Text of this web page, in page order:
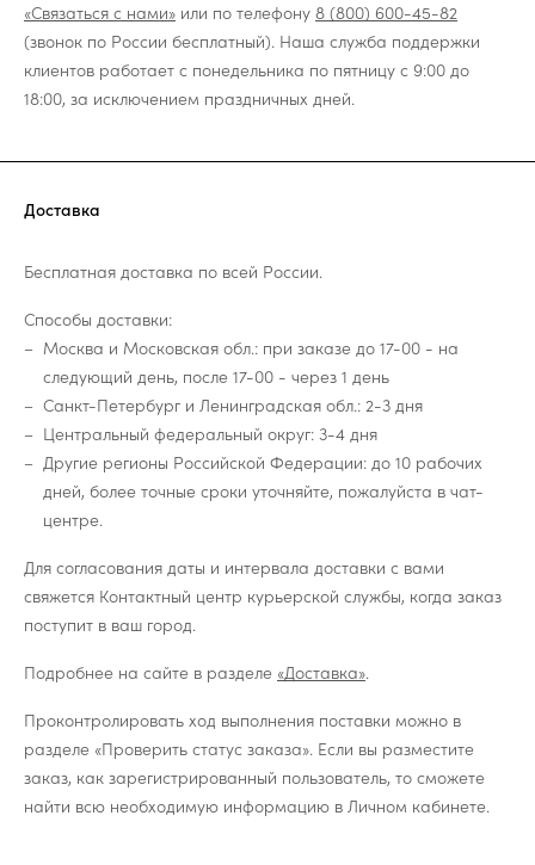
«Связаться с нами» или по телефону 8 (800) 600-45-82
(звонок по России бесплатный). Наша служба поддержки
клиентов работает с понедельника по пятницу с 9:00 до
18:00, за исключением праздничных дней.
Доставка
Бесплатная доставка по всей России.
Способы доставки:
Москва и Московская обл.: при заказе до 17-00 - на
следующий день, после 17-00 - через 1 день
Санкт-Петербург и Ленинградская обл.: 2-3 дня
Центральный федеральный округ: 3-4 дня
Другие регионы Российской Федерации: до 10 рабочих
дней, более точные сроки уточняйте, пожалуйста в чат-
центре.
Для согласования даты и интервала доставки с вами
свяжется Контактный центр курьерской службы, когда заказ
поступит в ваш город.
Подробнее на сайте в разделе «Доставка».
Проконтролировать ход выполнения поставки можно в
разделе «Проверить статус заказа». Если вы разместите
заказ, как зарегистрированный пользователь, то сможете
найти всю необходимую информацию в Личном кабинете.